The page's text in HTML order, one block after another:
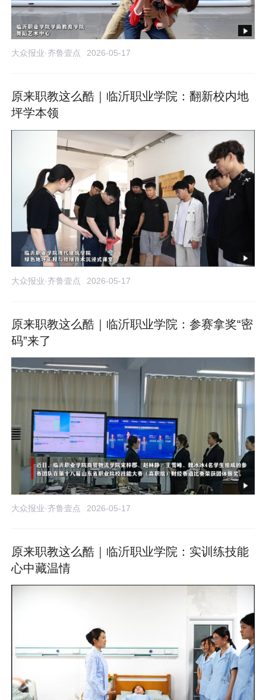
大众报业·齐鲁壹点 2026-05-17
原来职教这么酷｜临沂职业学院：翻新校内地
坪学本领
大众报业·齐鲁壹点 2026-05-17
原来职教这么酷｜临沂职业学院：参赛拿奖“密
码”来了
大众报业·齐鲁壹点 2026-05-17
原来职教这么酷｜临沂职业学院：实训练技能
心中藏温情